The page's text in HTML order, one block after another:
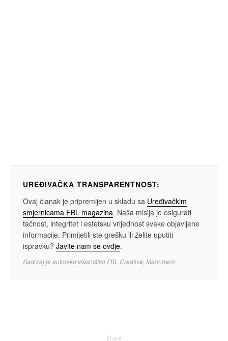
UREĐIVAČKA TRANSPARENTNOST:
Ovaj članak je pripremljen u skladu sa Uređivačkim
smjernicama FBL magazina. Naša misija je osigurati
tačnost, integritet i estetsku vrijednost svake objavljene
informacije. Primijetili ste grešku ili želite uputiti
ispravku? Javite nam se ovdje.
Sadržaj je autorsko vlasništvo FBL Creative, Mannheim.
Share